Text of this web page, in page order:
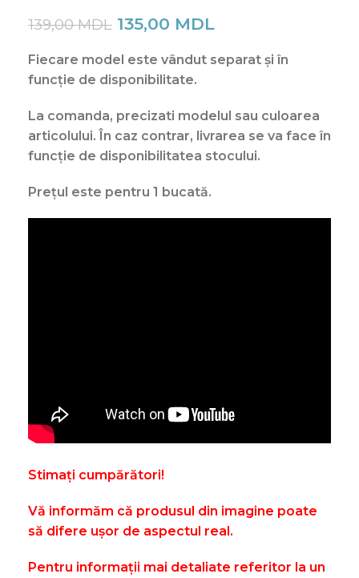
139,00MDL 135,00 MDL
Fiecare model este vândut separat și în
funcție de disponibilitate.
La comanda, precizati modelul sau culoarea
articolului. În caz contrar, livrarea se va face în
funcție de disponibilitatea stocului.
Prețul este pentru 1 bucată.
Stimați cumpărători!
Vă informăm că produsul din imagine poate
să difere ușor de aspectul real.
Pentru informații mai detaliate referitor la un